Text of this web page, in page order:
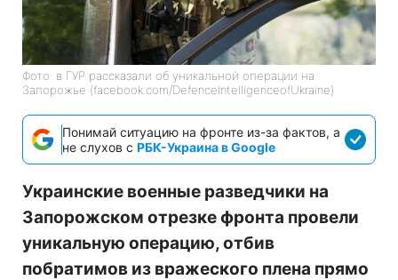
Фото: в ГУР рассказали об уникальной операции на
Запорожье (facebook.com/DefenceIntelligenceofUkraine)
Понимай ситуацию на фронте из-за фактов, а
не слухов с РБК-Украина в Google
Украинские военные разведчики на
Запорожском отрезке фронта провели
уникальную операцию, отбив
побратимов из вражеского плена прямо